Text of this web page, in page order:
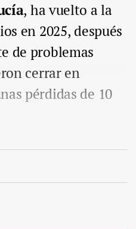
, ha vuelto a la
en 2025, después
de problemas
cerrar en
pérdidas de 10